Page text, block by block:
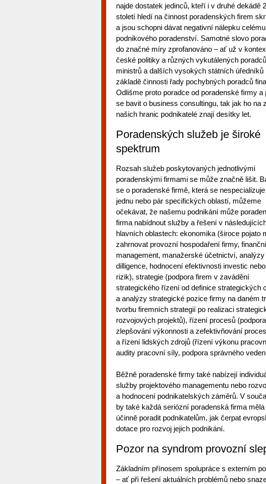
najde dostatek jedinců, kteří i v druhé dekádě
století hledí na činnost poradenských firem
a jsou schopni dávat negativní nálepku
podnikového poradenství. Samotné slovo
do značné míry zprofanováno – ať už v
české politiky a různých vykutálených poradců
ministrů a dalších vysokých státních úředníků
základě činnosti řady pochybných poradců
Odlišme proto poradce od poradenské firmy a
se bavit o business consultingu, tak jak ho na
našich hranic podnikatelé znají desítky let.
Poradenských služeb je široké
spektrum
Rozsah služeb poskytovaných jednotlivými
poradenskými firmami se může značně lišit.
se o poradenské firmě, která se
jednu nebo pár specifických oblastí, můžeme
očekávat, že našemu podnikání může
firma nabídnout služby a řešení v
hlavních oblastech: ekonomika (široce pojato
zahrnovat provozní hospodaření firmy, finanční
management, manažerské účetnictví, analýzy
dilligence, hodnocení efektivnosti investic
rizik), strategie (podpora firem v zavádění
strategického řízení od definice strategických
a analýzy strategické pozice firmy na daném
tvorbu firemních strategií po realizaci
rozvojových projektů), řízení procesů
zlepšování výkonnosti a zefektivňování
a řízení lidských zdrojů (řízení výkonu
audity pracovní síly, podpora správného
Běžně poradenské firmy také nabízejí
služby projektového managementu nebo
a hodnocení podnikatelských záměrů. V
by také každá seriózní poradenská firma
účinně poradit podnikatelům, jak čerpat
dotace pro rozvoj jejich podnikání.
Pozor na syndrom provozní
Základním přínosem spolupráce s externím
– ať při řešení aktuálních problémů nebo